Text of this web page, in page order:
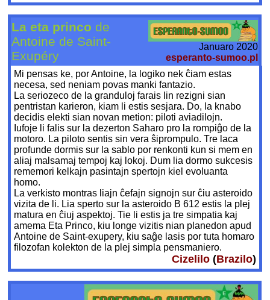
La eta princo de
Antoine de Saint-
Exupéry
Januaro 2020
esperanto-sumoo.pl
Mi pensas ke, por Antoine, la logiko nek ĉiam estas
necesa, sed neniam povas manki fantazio.
La seriozeco de la granduloj farais lin rezigni sian
pentristan karieron, kiam li estis sesjara. Do, la knabo
decidis elekti sian novan metion: piloti aviadilojn.
Iufoje li falis sur la dezerton Saharo pro la rompiĝo de la
motoro. La piloto sentis sin vera ŝiprompulo. Tre laca
profunde dormis sur la sablo por renkonti kun si mem en
aliaj malsamaj tempoj kaj lokoj. Dum lia dormo sukcesis
rememori kelkajn pasintajn spertojn kiel evoluanta
homo.
La verkisto montras liajn ĉefajn signojn sur ĉiu asteroido
vizita de li. Lia sperto sur la asteroido B 612 estis la plej
matura en ĉiuj aspektoj. Tie li estis ja tre simpatia kaj
amema Eta Princo, kiu longe vizitis nian planedon apud
Antoine de Saint-exupery, kiu saĝe lasis por tuta homaro
filozofan kolekton de la plej simpla pensmaniero.
Cizelilo(Brazilo)